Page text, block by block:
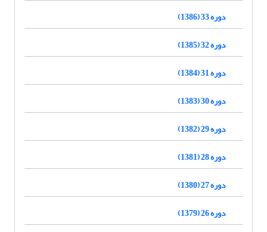
دوره 33 (1386)
دوره 32 (1385)
دوره 31 (1384)
دوره 30 (1383)
دوره 29 (1382)
دوره 28 (1381)
دوره 27 (1380)
دوره 26 (1379)